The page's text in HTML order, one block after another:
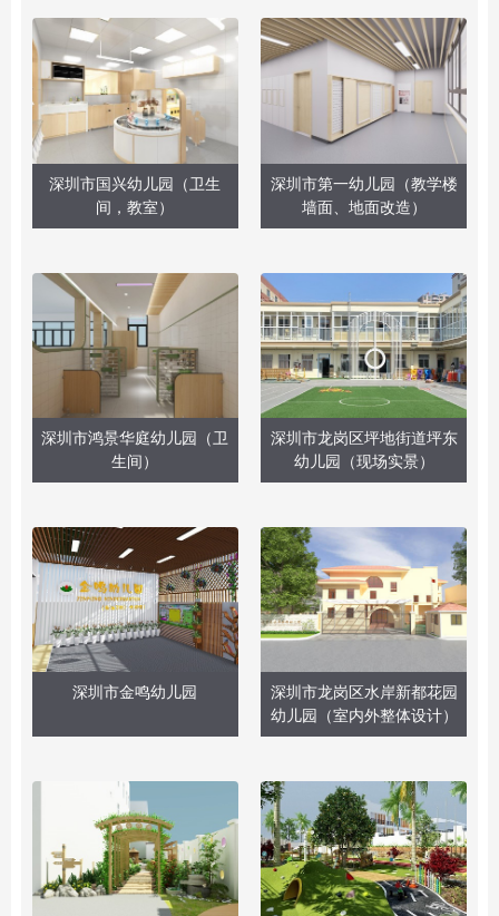
深圳市国兴幼儿园（卫生
间，教室）
深圳市第一幼儿园（教学楼
墙面、地面改造）
深圳市鸿景华庭幼儿园（卫
生间）
深圳市龙岗区坪地街道坪东
幼儿园（现场实景）
深圳市金鸣幼儿园
深圳市龙岗区水岸新都花园
幼儿园（室内外整体设计）